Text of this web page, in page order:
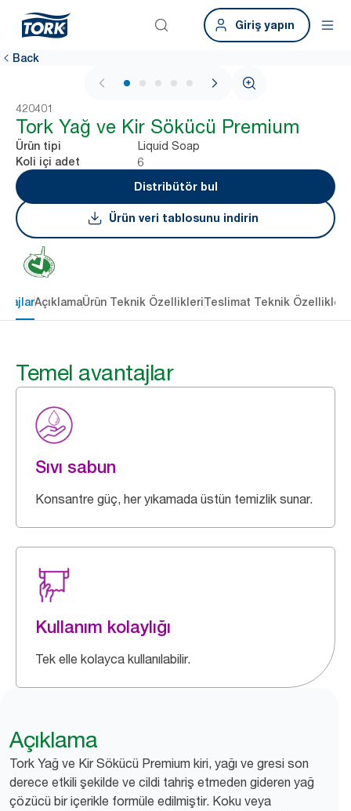
Giriş yapın
Back
1 / 6
420401
Tork Yağ ve Kir Sökücü Premium
Ürün tipi Liquid Soap
Koli içi adet
6
Distribütör bul
Ürün veri tablosunu indirin
AçıklamaÜrün Teknik ÖzellikleriTeslimat Teknik Özellikleri
Temel avantajlar
Sıvı sabun
Konsantre güç, her yıkamada üstün temizlik sunar.
Kullanım kolaylığı
Tek elle kolayca kullanılabilir.
Açıklama
Tork Yağ ve Kir Sökücü Premium kiri, yağı ve gresi son
derece etkili şekilde ve cildi tahriş etmeden gideren yağ
çözücü bir içerikle formüle edilmiştir. Koku veya